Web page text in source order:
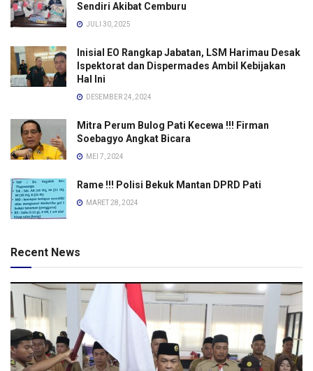
Sendiri Akibat Cemburu
JULI 30, 2025
Inisial EO Rangkap Jabatan, LSM Harimau Desak
Ispektorat dan Dispermades Ambil Kebijakan
Hal Ini
DESEMBER 24, 2024
Mitra Perum Bulog Pati Kecewa !!! Firman
Soebagyo Angkat Bicara
MEI 7, 2024
Rame !!! Polisi Bekuk Mantan DPRD Pati
MARET 28, 2024
Recent News